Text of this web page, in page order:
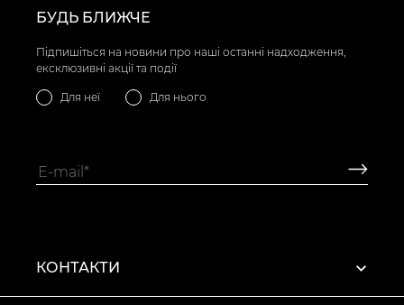
БУДЬ БЛИЖЧЕ
Підпишіться на новини про наші останні надходження,
ексклюзивні акції та події
Для неї Для нього
КОНТАКТИ